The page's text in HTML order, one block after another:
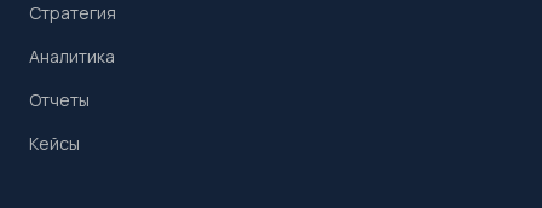
Стратегия
Аналитика
Отчеты
Кейсы